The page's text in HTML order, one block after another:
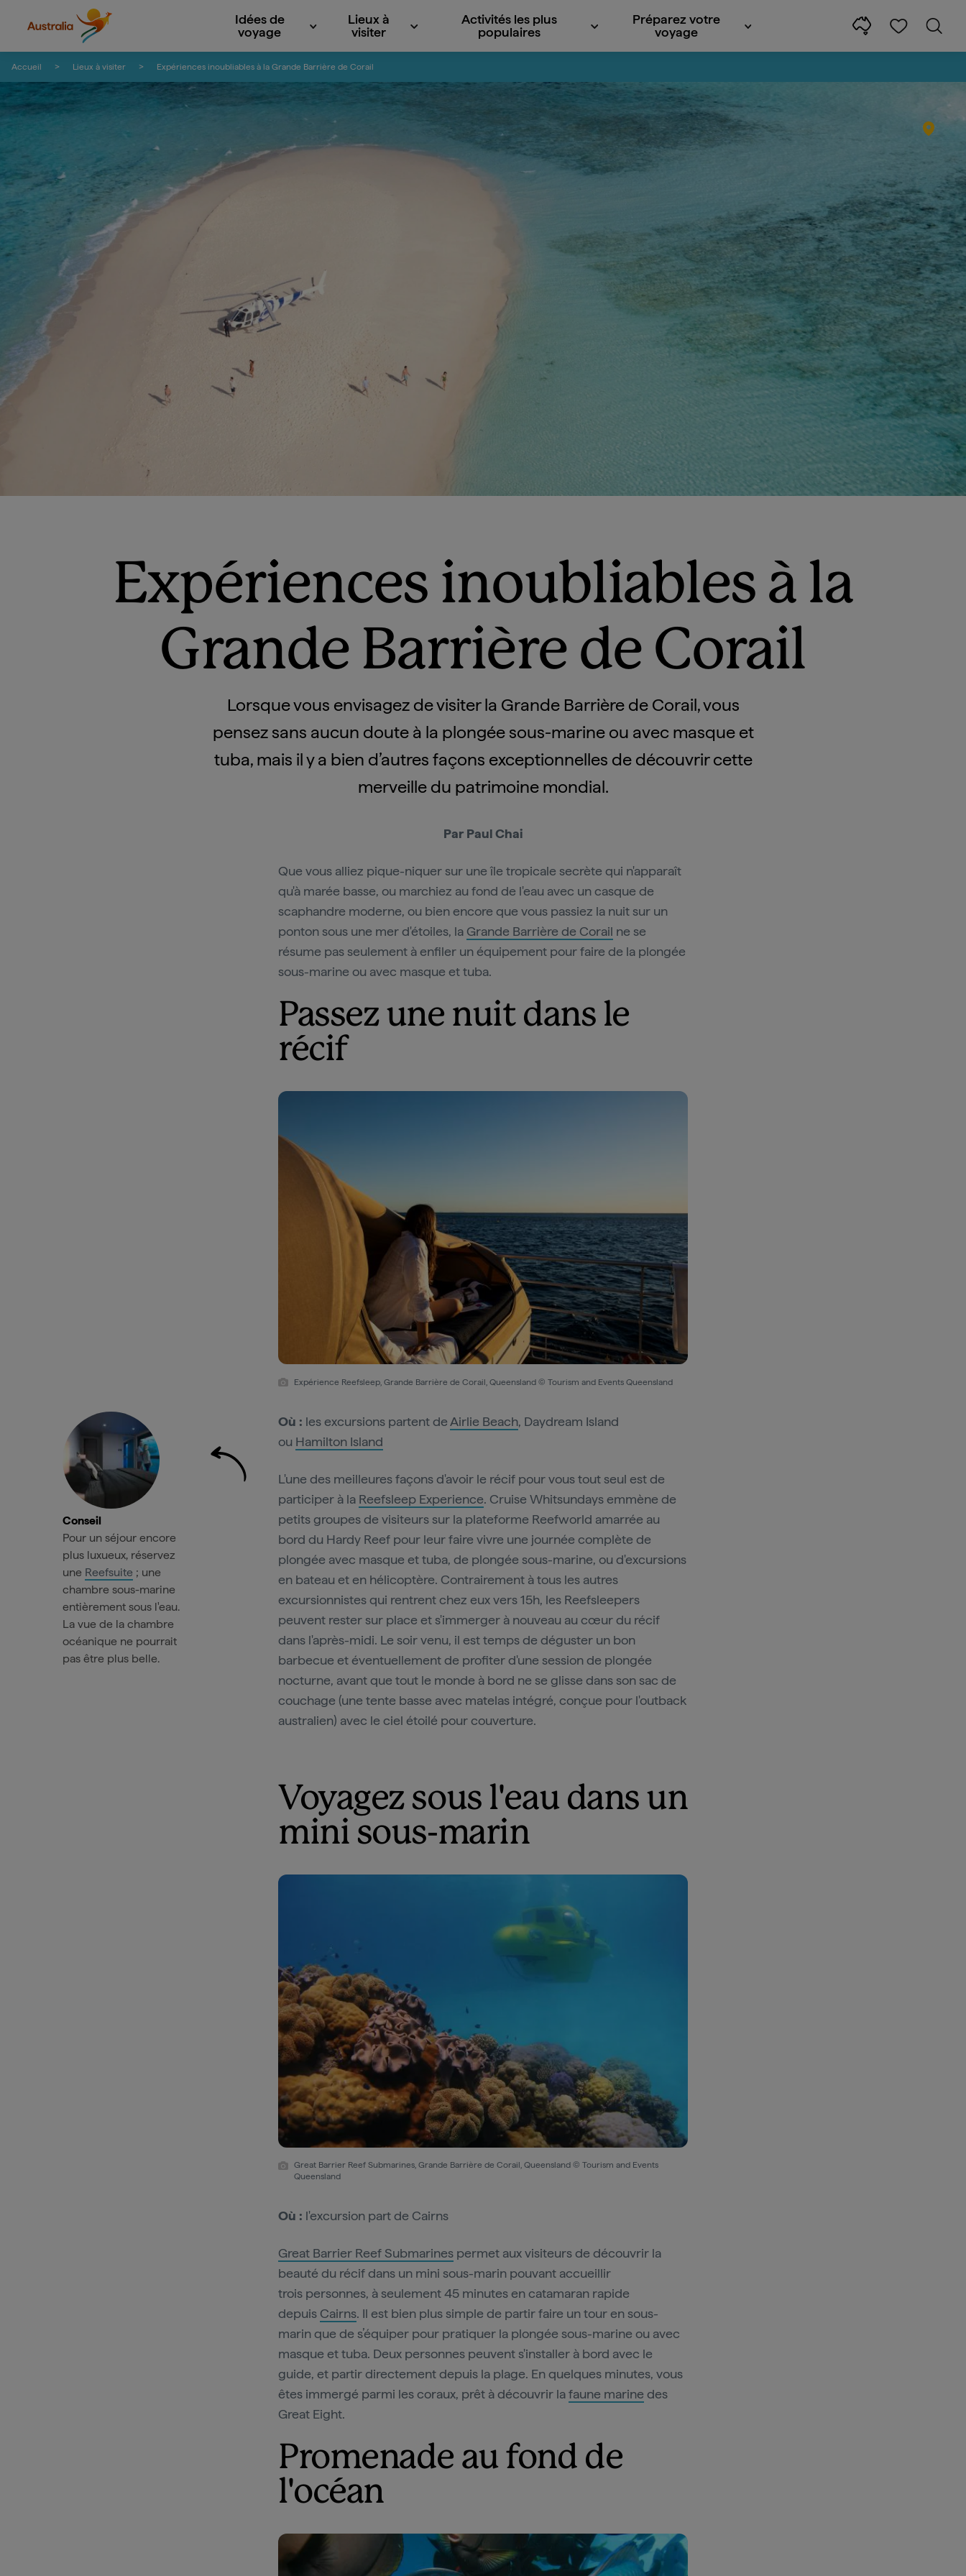
Idées de
voyage
Lieux à
visiter
Activités les plus
populaires
Préparez votre
voyage
Accueil Lieux à visiter Expériences inoubliables à la Grande Barrière de Corail
Expériences inoubliables à la
Grande Barrière de Corail
Lorsque vous envisagez de visiter la Grande Barrière de Corail, vous
pensez sans aucun doute à la plongée sous-marine ou avec masque et
tuba, mais il y a bien d’autres façons exceptionnelles de découvrir cette
merveille du patrimoine mondial.
Par Paul Chai
Que vous alliez pique-niquer sur une île tropicale secrète qui n'apparaît
qu'à marée basse, ou marchiez au fond de l'eau avec un casque de
scaphandre moderne, ou bien encore que vous passiez la nuit sur un
ponton sous une mer d'étoiles, la Grande Barrière de Corail ne se
résume pas seulement à enfiler un équipement pour faire de la plongée
sous-marine ou avec masque et tuba.
Passez une nuit dans le
récif
Expérience Reefsleep, Grande Barrière de Corail, Queensland © Tourism and Events Queensland
Conseil
Pour un séjour encore
plus luxueux, réservez
une Reefsuite ; une
chambre sous-marine
entièrement sous l'eau.
La vue de la chambre
océanique ne pourrait
pas être plus belle.
Où : les excursions partent de Airlie Beach, Daydream Island
ou Hamilton Island
L'une des meilleures façons d'avoir le récif pour vous tout seul est de
participer à la Reefsleep Experience. Cruise Whitsundays emmène de
petits groupes de visiteurs sur la plateforme Reefworld amarrée au
bord du Hardy Reef pour leur faire vivre une journée complète de
plongée avec masque et tuba, de plongée sous-marine, ou d'excursions
en bateau et en hélicoptère. Contrairement à tous les autres
excursionnistes qui rentrent chez eux vers 15h, les Reefsleepers
peuvent rester sur place et s'immerger à nouveau au cœur du récif
dans l'après-midi. Le soir venu, il est temps de déguster un bon
barbecue et éventuellement de profiter d'une session de plongée
nocturne, avant que tout le monde à bord ne se glisse dans son sac de
couchage (une tente basse avec matelas intégré, conçue pour l'outback
australien) avec le ciel étoilé pour couverture.
Voyagez sous l'eau dans un
mini sous-marin
Great Barrier Reef Submarines, Grande Barrière de Corail, Queensland © Tourism and Events
Queensland
Où : l'excursion part de Cairns
Great Barrier Reef Submarines permet aux visiteurs de découvrir la
beauté du récif dans un mini sous-marin pouvant accueillir
trois personnes, à seulement 45 minutes en catamaran rapide
depuis Cairns. Il est bien plus simple de partir faire un tour en sous-
marin que de s’équiper pour pratiquer la plongée sous-marine ou avec
masque et tuba. Deux personnes peuvent s'installer à bord avec le
guide, et partir directement depuis la plage. En quelques minutes, vous
êtes immergé parmi les coraux, prêt à découvrir lafaune marine des
Great Eight.
Promenade au fond de
l'océan